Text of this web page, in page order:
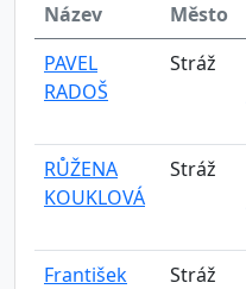
Název
Město
PAVEL
RADOŠ
Stráž
RŮŽENA
KOUKLOVÁ
Stráž
František
Stráž